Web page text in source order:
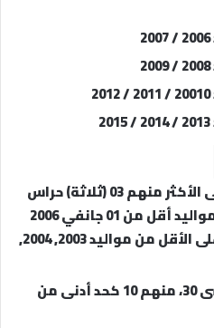
: 30 لاعب على الأكثر منهم 03 (ثلاثة) حراس
بترقيم “01, 06, 30” من مواليد أقل من 01 جانفي 2006
منهم 06 (ستة) لاعبين على الأقل من مواليد 2003, 2004,
: عدد اللاعبين الأقصى 30، منهم 10 كحد أدنى من